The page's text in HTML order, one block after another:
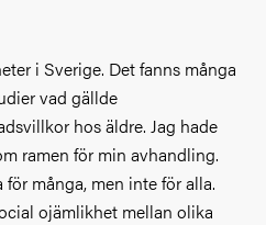
i Sverige. Det fanns många
vad gällde
hos äldre. Jag hade
ramen för min avhandling.
många, men inte för alla.
ojämlikhet mellan olika